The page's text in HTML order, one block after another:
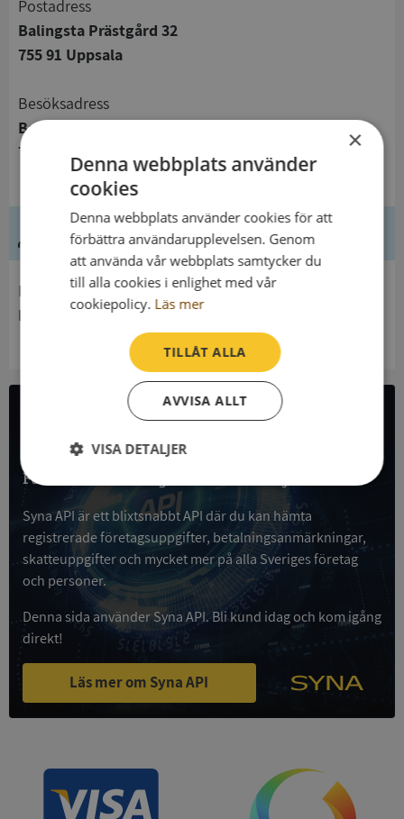
Postadress
Balingsta Prästgård 32
755 91 Uppsala
Besöksadress
Balingsta Prästgård 32
755 91 Uppsala
Ledning
Innehavare
Balingsta pastorat
All företagsdata i API
Få all denna företagsinformation i Syna API
Syna API är ett blixtsnabbt API där du kan hämta
registrerade företagsuppgifter, betalningsanmärkningar,
skatteuppgifter och mycket mer på alla Sveriges företag
och personer.
Denna sida använder Syna API. Bli kund idag och kom igång
direkt!
Läs mer om Syna API
×
Denna webbplats använder
cookies
Denna webbplats använder cookies för att
förbättra användarupplevelsen. Genom
att använda vår webbplats samtycker du
till alla cookies i enlighet med vår
cookiepolicy. Läs mer
TILLÅT ALLA
AVVISA ALLT
VISA DETALJER
Strikt
nödvändigt
Prestanda Inriktning
Oklassificerade
kärnwebbplatsfunktioner som användarinloggning
och kontohantering. Webbplatsen kan inte
användas ordentligt utan strikt nödvändiga cookies.